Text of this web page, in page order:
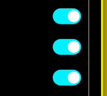
el menú «Ajustes» de